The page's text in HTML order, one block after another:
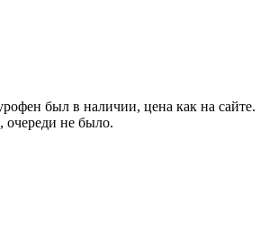
был в наличии, цена как на сайте.
не было.